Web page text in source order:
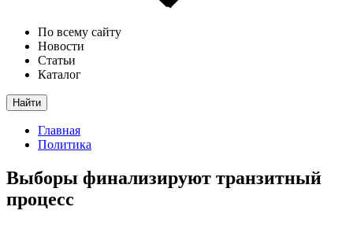
По всему сайту
Новости
Статьи
Каталог
Найти
Главная
Политика
Выборы финализируют транзитный
процесс